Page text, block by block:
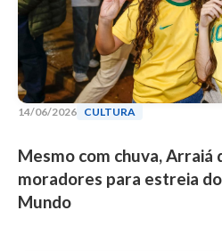
14/06/2026 CULTURA
Mesmo com chuva, Arraiá
moradores para estreia
Mundo